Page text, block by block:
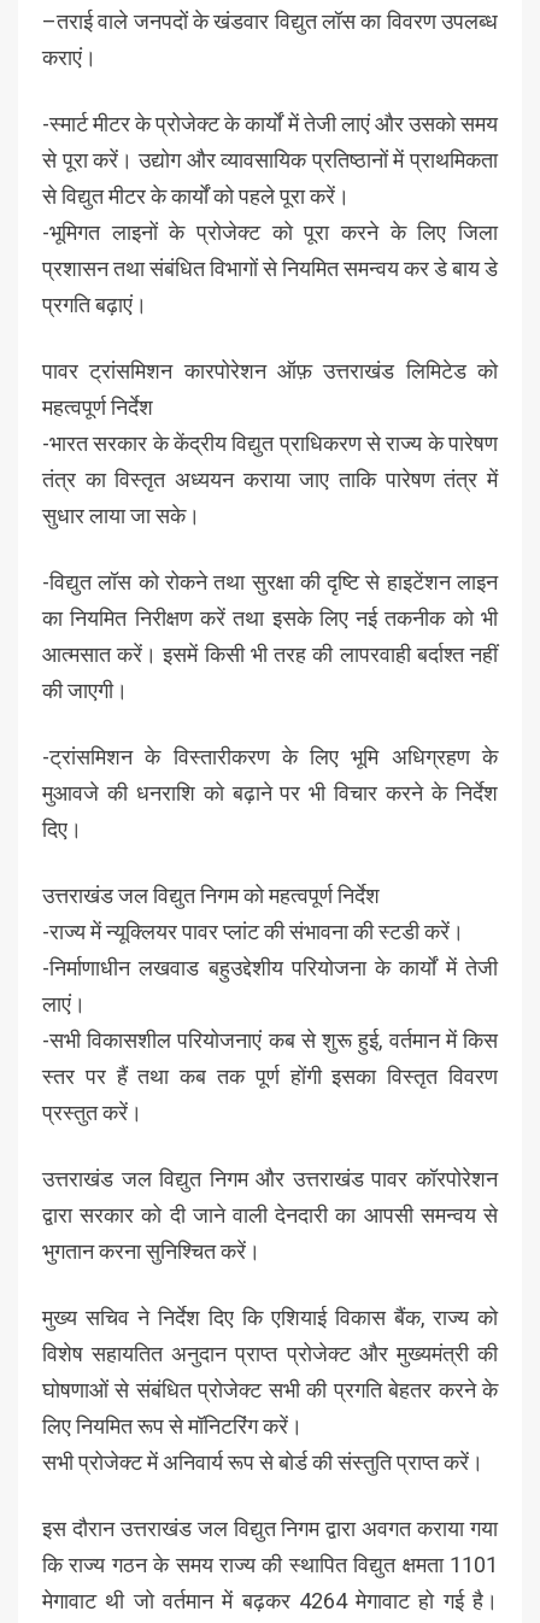
–तराई वाले जनपदों के खंडवार विद्युत लॉस का विवरण उपलब्ध
कराएं।
-स्मार्ट मीटर के प्रोजेक्ट के कार्यों में तेजी लाएं और उसको समय
से पूरा करें। उद्योग और व्यावसायिक प्रतिष्ठानों में प्राथमिकता
से विद्युत मीटर के कार्यों को पहले पूरा करें।
-भूमिगत लाइनों के प्रोजेक्ट को पूरा करने के लिए जिला
प्रशासन तथा संबंधित विभागों से नियमित समन्वय कर डे बाय डे
प्रगति बढ़ाएं।
पावर ट्रांसमिशन कारपोरेशन ऑफ़ उत्तराखंड लिमिटेड को
महत्वपूर्ण निर्देश
-भारत सरकार के केंद्रीय विद्युत प्राधिकरण से राज्य के पारेषण
तंत्र का विस्तृत अध्ययन कराया जाए ताकि पारेषण तंत्र में
सुधार लाया जा सके।
-विद्युत लॉस को रोकने तथा सुरक्षा की दृष्टि से हाइटेंशन लाइन
का नियमित निरीक्षण करें तथा इसके लिए नई तकनीक को भी
आत्मसात करें। इसमें किसी भी तरह की लापरवाही बर्दाश्त नहीं
की जाएगी।
-ट्रांसमिशन के विस्तारीकरण के लिए भूमि अधिग्रहण के
मुआवजे की धनराशि को बढ़ाने पर भी विचार करने के निर्देश
दिए।
उत्तराखंड जल विद्युत निगम को महत्वपूर्ण निर्देश
-राज्य में न्यूक्लियर पावर प्लांट की संभावना की स्टडी करें।
-निर्माणाधीन लखवाड बहुउद्देशीय परियोजना के कार्यों में तेजी
लाएं।
-सभी विकासशील परियोजनाएं कब से शुरू हुई, वर्तमान में किस
स्तर पर हैं तथा कब तक पूर्ण होंगी इसका विस्तृत विवरण
प्रस्तुत करें।
उत्तराखंड जल विद्युत निगम और उत्तराखंड पावर कॉरपोरेशन
द्वारा सरकार को दी जाने वाली देनदारी का आपसी समन्वय से
भुगतान करना सुनिश्चित करें।
मुख्य सचिव ने निर्देश दिए कि एशियाई विकास बैंक, राज्य को
विशेष सहायतित अनुदान प्राप्त प्रोजेक्ट और मुख्यमंत्री की
घोषणाओं से संबंधित प्रोजेक्ट सभी की प्रगति बेहतर करने के
लिए नियमित रूप से मॉनिटरिंग करें।
सभी प्रोजेक्ट में अनिवार्य रूप से बोर्ड की संस्तुति प्राप्त करें।
इस दौरान उत्तराखंड जल विद्युत निगम द्वारा अवगत कराया गया
कि राज्य गठन के समय राज्य की स्थापित विद्युत क्षमता 1101
मेगावाट थी जो वर्तमान में बढ़कर 4264 मेगावाट हो गई है।